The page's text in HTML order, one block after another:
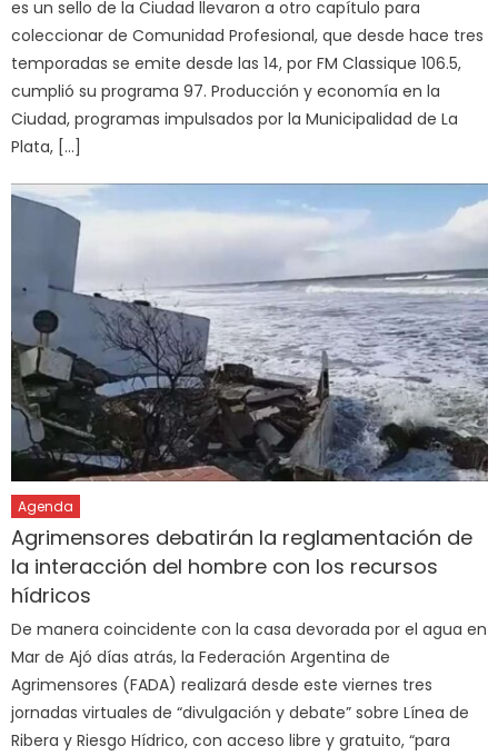
es un sello de la Ciudad llevaron a otro capítulo para
coleccionar de Comunidad Profesional, que desde hace tres
temporadas se emite desde las 14, por FM Classique 106.5,
cumplió su programa 97. Producción y economía en la
Ciudad, programas impulsados por la Municipalidad de La
Plata, […]
Agenda
Agrimensores debatirán la reglamentación de
la interacción del hombre con los recursos
hídricos
De manera coincidente con la casa devorada por el agua en
Mar de Ajó días atrás, la Federación Argentina de
Agrimensores (FADA) realizará desde este viernes tres
jornadas virtuales de “divulgación y debate” sobre Línea de
Ribera y Riesgo Hídrico, con acceso libre y gratuito, “para